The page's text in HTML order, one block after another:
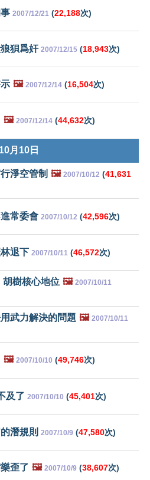
2007/12/21 (22,188次)
狽爲奸 2007/12/15 (18,943次)
🖼️ 2007/12/14 (16,504次)
🖼️ 2007/12/14 (44,632次)
月10日
淨空管制 🖼️ 2007/10/12 (41,631
常委會 2007/10/12 (42,596次)
退下 2007/10/11 (46,572次)
胡樹核心地位 🖼️ 2007/10/11
武力解決的問題 🖼️ 2007/10/11
🖼️ 2007/10/10 (49,746次)
及了 2007/10/10 (45,401次)
潛規則 2007/10/9 (47,580次)
歪了 🖼️ 2007/10/9 (38,607次)